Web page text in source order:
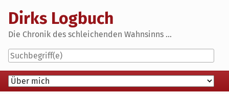
content
Dirks Logbuch
Die Chronik des schleichenden Wahnsinns ...
Navigation